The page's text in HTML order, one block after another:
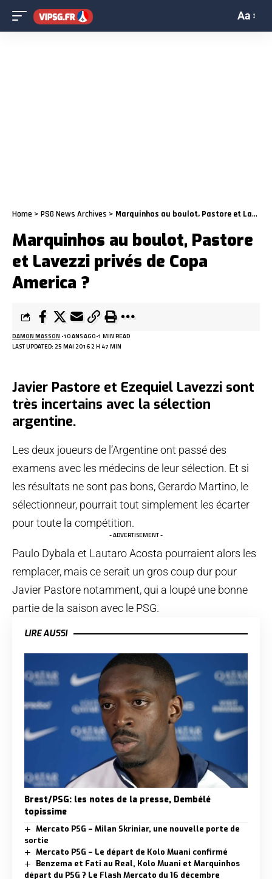
Aa
Home > PSG News Archives > Marquinhos au boulot, Pastore et Lavezzi privés de Copa America ?
Marquinhos au boulot, Pastore
et Lavezzi privés de Copa
America ?
LAST UPDATED: 25 MAI 2016 2 H 47 MIN
DAMON MASSON 10 ANS AGO 1 MIN READ
Javier Pastore et Ezequiel Lavezzi sont
très incertains avec la sélection
argentine.
Les deux joueurs de l’Argentine ont passé des
examens avec les médecins de leur sélection. Et si
les résultats ne sont pas bons, Gerardo Martino, le
sélectionneur, pourrait tout simplement les écarter
pour toute la compétition.
- ADVERTISEMENT -
Paulo Dybala et Lautaro Acosta pourraient alors les
remplacer, mais ce serait un gros coup dur pour
Javier Pastore notamment, qui a loupé une bonne
partie de la saison avec le PSG.
LIRE AUSSI
Brest/PSG: les notes de la presse, Dembélé
topissime
Mercato PSG – Milan Skriniar, une nouvelle porte de
sortie
Mercato PSG – Le départ de Kolo Muani confirmé
Benzema et Fati au Real, Kolo Muani et Marquinhos
départ du PSG ? Le Flash Mercato du 16 décembre